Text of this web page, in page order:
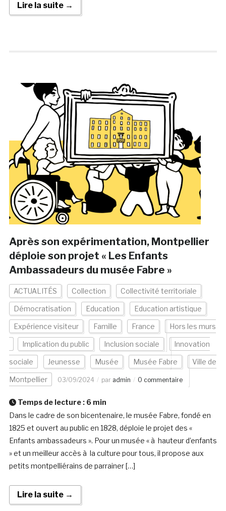
Lire la suite →
Après son expérimentation, Montpellier
déploie son projet « Les Enfants
Ambassadeurs du musée Fabre »
ACTUALITÉS Collection Collectivité territoriale
Démocratisation Education Education artistique
Expérience visiteur Famille France Hors les murs
Implication du public Inclusion sociale Innovation
sociale Jeunesse Musée Musée Fabre Ville de
Montpellier 03/09/2024 par admin 0 commentaire
Temps de lecture : 6 min
Dans le cadre de son bicentenaire, le musée Fabre, fondé en
1825 et ouvert au public en 1828, déploie le projet des «
Enfants ambassadeurs ». Pour un musée « à hauteur d’enfants
» et un meilleur accès à la culture pour tous, il propose aux
petits montpelliérains de parrainer […]
Lire la suite →